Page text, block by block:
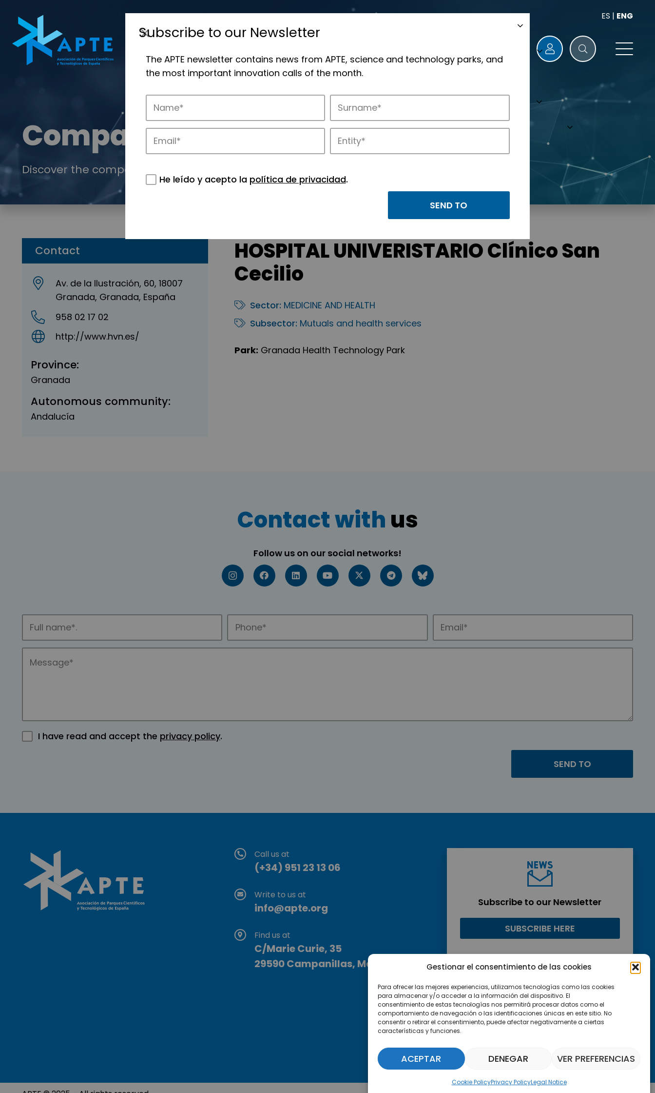
Gestionar el consentimiento de las cookies
Para ofrecer las mejores experiencias, utilizamos tecnologías como las cookies
para almacenar y/o acceder a la información del dispositivo. El
consentimiento de estas tecnologías nos permitirá procesar datos como el
comportamiento de navegación o las identificaciones únicas en este sitio. No
consentir o retirar el consentimiento, puede afectar negativamente a ciertas
características y funciones.
ACEPTAR DENEGAR VER PREFERENCIAS
Cookie PolicyPrivacy PolicyLegal Notice
ES | ENG
Companies
Discover the companies that drive innovation in APTE’s parks.
Contact
Av. de la Ilustración, 60, 18007
Granada, Granada, España
958 02 17 02
http://www.hvn.es/
Province:
Granada
Autonomous community:
Andalucía
HOSPITAL UNIVERISTARIO Clínico San
Cecilio
Sector: MEDICINE AND HEALTH
Subsector: Mutuals and health services
Park: Granada Health Technology Park
Contact with us
Follow us on our social networks!
I have read and accept the privacy policy.
Call us at
(+34) 951 23 13 06
Write to us at
info@apte.org
Find us at
C/Marie Curie, 35
29590 Campanillas, Málaga
Subscribe to our Newsletter
SUBSCRIBE HERE
Subscribe to our Newsletter
The APTE newsletter contains news from APTE, science and technology parks, and
the most important innovation calls of the month.
He leído y acepto la política de privacidad.